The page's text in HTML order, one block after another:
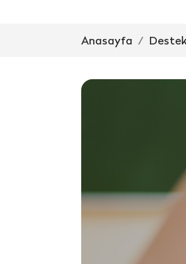
Anasayfa